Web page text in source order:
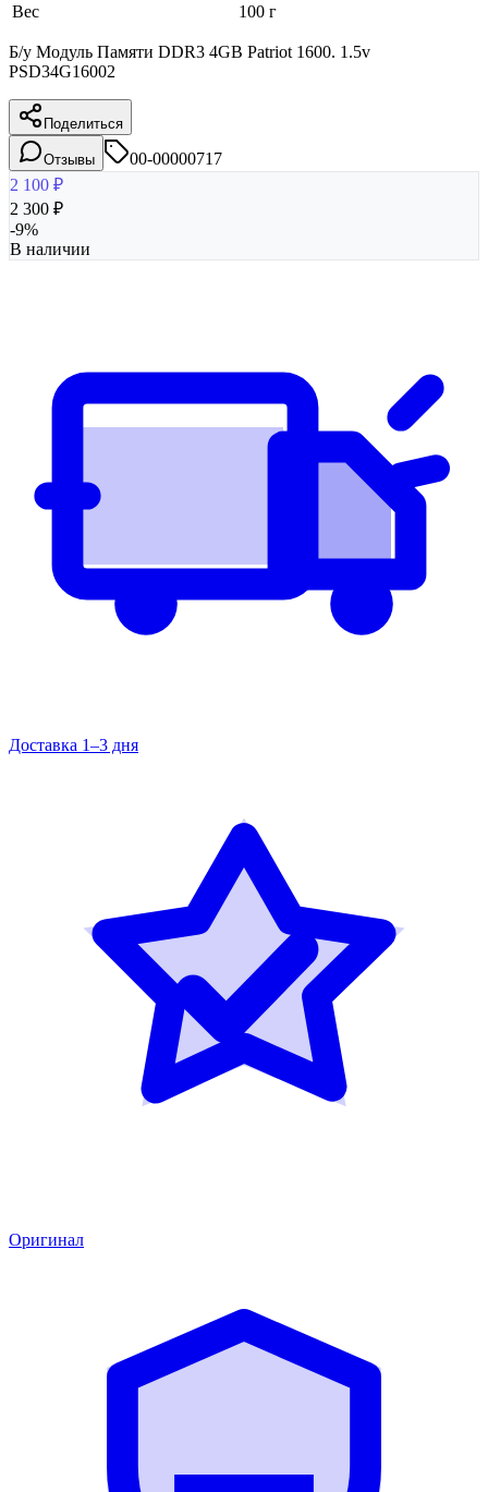
Вес
100 г
Б/у Модуль Памяти DDR3 4GB Patriot 1600. 1.5v
PSD34G16002
Поделиться
Отзывы
00-00000717
2 100 ₽
2 300 ₽
-9%
В наличии
Доставка 1–3 дня
Оригинал